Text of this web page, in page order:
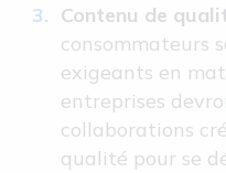
Contenu de
consommateurs
exigeants en
entreprises
collaborations
qualité pour se